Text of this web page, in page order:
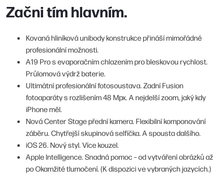
Začni tím hlavním.
Kovaná hliníková unibody konstrukce přináší mimořádné
profesionální možnosti.
A19 Pro s evaporačním chlazením pro bleskovou rychlost.
Průlomová výdrž baterie.
Ultimátní profesionální fotosoustava. Zadní Fusion
fotoaparáty s rozlišením 48 Mpx. A nejdelší zoom, jaký kdy
iPhone měl.
Nová Center Stage přední kamera. Flexibilní komponování
záběru. Chytřejší skupinová selfíčka. A spousta dalšího.
iOS 26. Nový styl. Více kouzel.
Apple Intelligence. Snadná pomoc – od vytváření obrázků až
po Okamžité tlumočení. (K dispozici ve vybraných jazycích.)